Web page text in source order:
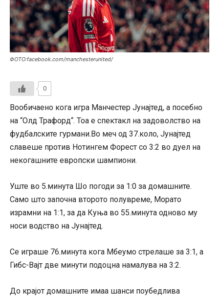
ФОТО:facebook.com/manchesterunited/
0
Вообичаено кога игра Манчестер Јунајтед, а посебно
на “Олд Трафорд“. Тоа е спектакл на задоволство на
фудбалските гурмани.Во меч од 37.коло, Јунајтед
славеше против Нотингем Форест со 3:2 во дуел на
некогашните европски шампиони.
Уште во 5.минута Шо погоди за 1:0 за домашните.
Само што започна второто полувреме, Морато
израмни на 1:1, за да Куња во 55.минута одново му
носи водство на Јунајтед.
Се играше 76.минута кога Мбеумо стрелаше за 3:1, а
Гибс-Вајт две минути подоцна намалува на 3:2.
До крајот домашните имаа шанси поубедлива